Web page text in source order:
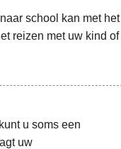
school kan met het
reizen met uw kind of
u soms een
uw